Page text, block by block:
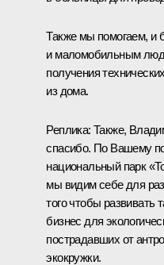
Также мы помогаем, и
и маломобильным
получения
из дома.
Реплика: Также,
спасибо. По Вашему
национальный парк
мы видим себе для
того чтобы развивать
бизнес для
пострадавших от
экокружки.